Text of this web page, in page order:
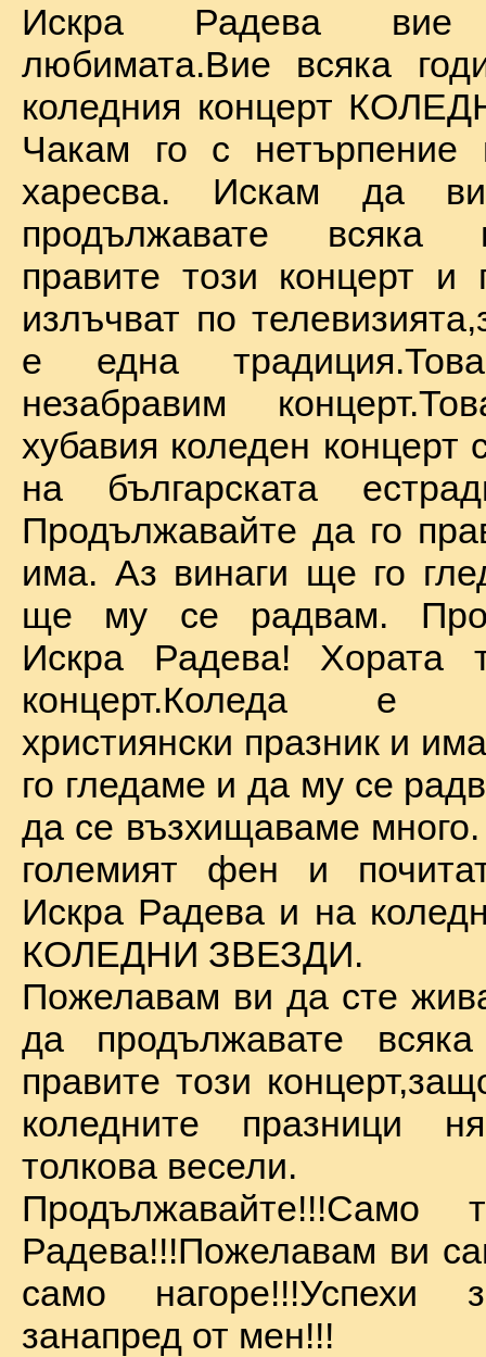
Искра Радева
любимата.Вие всяка
коледния концерт
Чакам го с
харесва. Искам да
продължавате всяка
правите този концерт и
излъчват по
е една
незабравим
хубавия коледен концерт
на българската
Продължавайте да го
има. Аз винаги ще го
ще му се радвам.
Искра Радева! Хората
концерт.Коледа е
християнски празник и
го гледаме и да му се
да се възхищаваме
големият фен и
Искра Радева и на
КОЛЕДНИ ЗВЕЗДИ.
Пожелавам ви да сте
да продължавате
правите този
коледните празници
толкова весели.
Продължавайте!!!Само
Радева!!!Пожелавам ви
само
занапред от мен!!!